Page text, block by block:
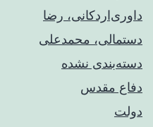
داوری‌اردکانی، رضا
دستمالی، محمدعلی
دسته‌بندی نشده
دفاع مقدس
دولت